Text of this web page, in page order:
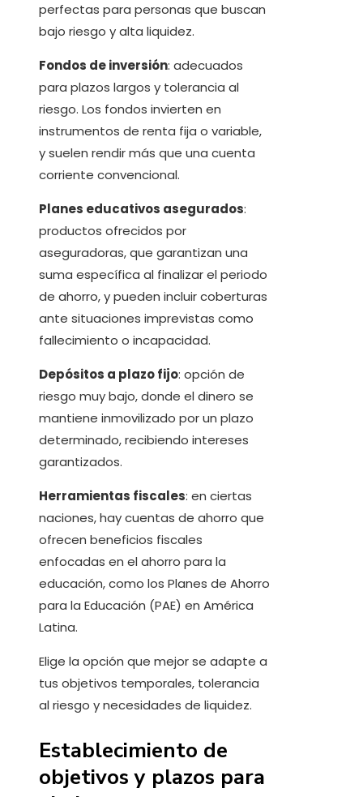
perfectas para personas que buscan
bajo riesgo y alta liquidez.
Fondos de inversión: adecuados
para plazos largos y tolerancia al
riesgo. Los fondos invierten en
instrumentos de renta fija o variable,
y suelen rendir más que una cuenta
corriente convencional.
Planes educativos asegurados:
productos ofrecidos por
aseguradoras, que garantizan una
suma específica al finalizar el periodo
de ahorro, y pueden incluir coberturas
ante situaciones imprevistas como
fallecimiento o incapacidad.
Depósitos a plazo fijo: opción de
riesgo muy bajo, donde el dinero se
mantiene inmovilizado por un plazo
determinado, recibiendo intereses
garantizados.
Herramientas fiscales: en ciertas
naciones, hay cuentas de ahorro que
ofrecen beneficios fiscales
enfocadas en el ahorro para la
educación, como los Planes de Ahorro
para la Educación (PAE) en América
Latina.
Elige la opción que mejor se adapte a
tus objetivos temporales, tolerancia
al riesgo y necesidades de liquidez.
Establecimiento de
objetivos y plazos para